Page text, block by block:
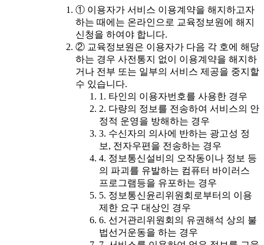
① 이용자가 서비스 이용계약을 해지하고자
하는 때에는 온라인으로 교육정보원에 해지
신청을 하여야 합니다.
② 교육정보원은 이용자가 다음 각 호에 해당
하는 경우 사전통지 없이 이용계약을 해지하
거나 전부 또는 일부의 서비스 제공을 중지할
수 있습니다.
1. 타인의 이용자번호를 사용한 경우
2. 다량의 정보를 전송하여 서비스의 안
정적 운영을 방해하는 경우
3. 수신자의 의사에 반하는 광고성 정
보, 전자우편을 전송하는 경우
4. 정보통신설비의 오작동이나 정보 등
의 파괴를 유발하는 컴퓨터 바이러스
프로그램등을 유포하는 경우
5. 정보통신윤리위원회로부터의 이용
제한 요구 대상인 경우
6. 선거관리위원회의 유권해석 상의 불
법선거운동을 하는 경우